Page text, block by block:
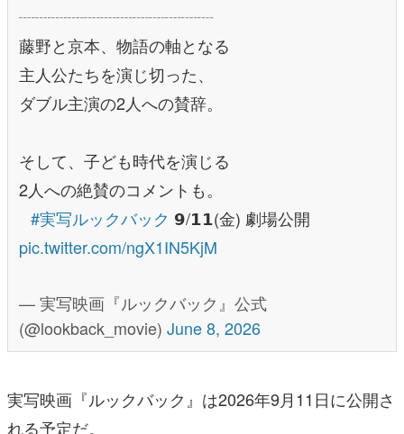
┈┈┈┈┈┈┈┈┈┈┈┈
藤野と京本、物語の軸となる
主人公たちを演じ切った、
ダブル主演の2人への賛辞。
そして、子ども時代を演じる
2人への絶賛のコメントも。
#実写ルックバック 𝟵/𝟭𝟭(金) 劇場公開
pic.twitter.com/ngX1IN5KjM
— 実写映画『ルックバック』公式
(@lookback_movie) June 8, 2026
実写映画『ルックバック』は2026年9月11日に公開さ
れる予定だ。